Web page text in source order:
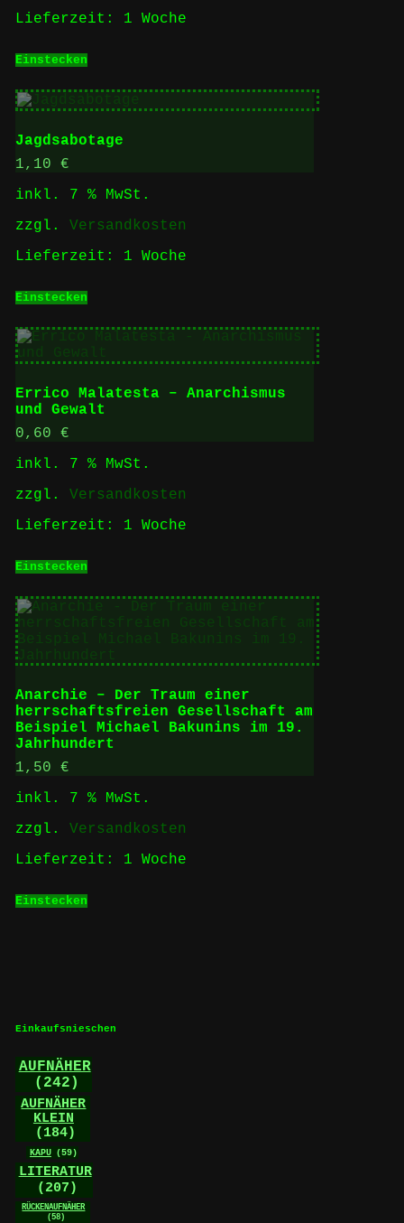
Lieferzeit: 1 Woche
Einstecken
Jagdsabotage
1,10 €
inkl. 7 % MwSt.
zzgl. Versandkosten
Lieferzeit: 1 Woche
Einstecken
Errico Malatesta – Anarchismus
und Gewalt
0,60 €
inkl. 7 % MwSt.
zzgl. Versandkosten
Lieferzeit: 1 Woche
Einstecken
Anarchie – Der Traum einer
herrschaftsfreien Gesellschaft am
Beispiel Michael Bakunins im 19.
Jahrhundert
1,50 €
inkl. 7 % MwSt.
zzgl. Versandkosten
Lieferzeit: 1 Woche
Einstecken
Einkaufsnieschen
AUFNÄHER
(242)
AUFNÄHER
KLEIN
(184)
KAPU (59)
LITERATUR
(207)
RÜCKENAUFNÄHER
(58)